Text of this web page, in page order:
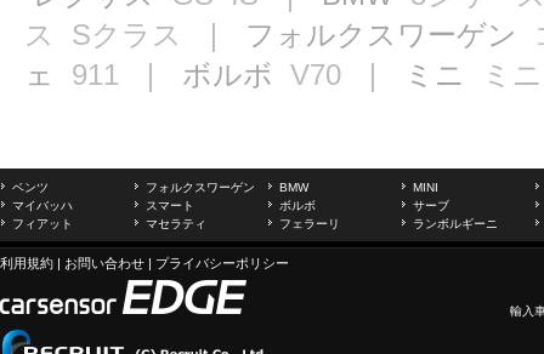
ス
Sクラス ｜ フォルクスワーゲン
ェ 911 ｜ ボルボ V70 ｜ ミニ ミニ
ベンツ フォルクスワーゲン BMW
MINI
マイバッハ
スマート ボルボ
サーブ
フィアット
マセラティ フェラーリ ランボルギーニ
利用規約 | お問い合わせ | プライバシーポリシー
輸入